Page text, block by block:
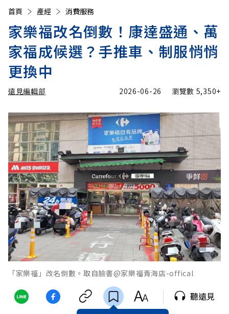
首頁 產經 消費服務
家樂福改名倒數！康達盛通、萬
家福成候選？手推車、制服悄悄
更換中
遠見編輯部 2026-06-26 瀏覽數 5,350+
「家樂福」改名倒數。取自臉書@家樂福青海店-offical
聽遠見